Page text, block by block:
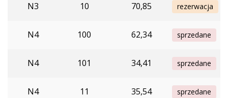
N3 10 70,85 rezerwacja
N4 100 62,34 sprzedane
N4 101 34,41 sprzedane
N4 11 35,54 sprzedane